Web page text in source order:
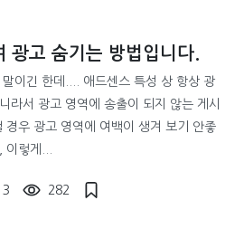
광고 숨기는 방법입니다.
이긴 한데.... 애드센스 특성 상 항상 광
라서 광고 영역에 송출이 되지 않는 게시
경우 광고 영역에 여백이 생겨 보기 안좋
렇게...
3 282